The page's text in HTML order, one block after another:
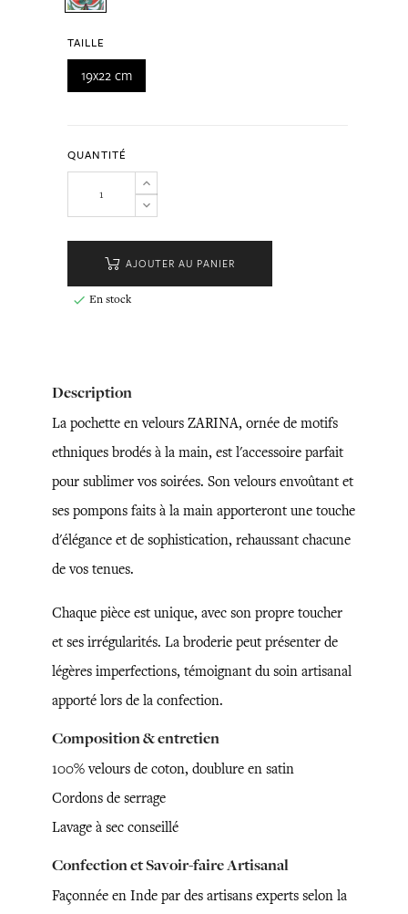
TAILLE
19x22 cm
QUANTITÉ
AJOUTER AU PANIER
 En stock
Description
La pochette en velours ZARINA, ornée de motifs
ethniques brodés à la main, est l'accessoire parfait
pour sublimer vos soirées. Son velours envoûtant et
ses pompons faits à la main apporteront une touche
d'élégance et de sophistication, rehaussant chacune
de vos tenues.
Chaque pièce est unique, avec son propre toucher
et ses irrégularités. La broderie peut présenter de
légères imperfections, témoignant du soin artisanal
apporté lors de la confection.
Composition & entretien
100% velours de coton, doublure en satin
Cordons de serrage
Lavage à sec conseillé
Confection et Savoir-faire Artisanal
Façonnée en Inde par des artisans experts selon la